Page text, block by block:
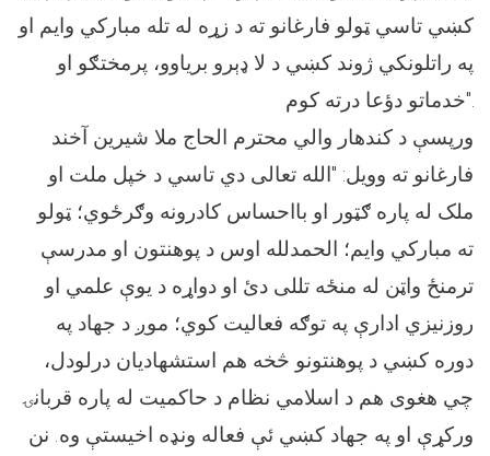
کښي تاسي ټولو فارغانو ته د زړه له تله مبارکي وایم او
په راتلونکي ژوند کښي د لا ډېرو بریاوو، پرمختګو او
خدماتو دؤعا درته کوم".
ورپسې د کندهار والي محترم الحاج ملا شیرین آخند
فارغانو ته وويل: "الله تعالی دي تاسي د خپل ملت او
ملک له پاره ګټور او بااحساس کادرونه وګرځوي؛ ټولو
ته مبارکي وايم؛ الحمدلله اوس د پوهنتون او مدرسې
ترمنځ واټن له منځه تللی دئ او دواړه د یوې علمي او
روزنیزي ادارې په توګه فعالیت کوي؛ موږ د جهاد په
دوره کښي د پوهنتونو څخه هم استشهاديان درلودل،
چي هغوی هم د اسلامي نظام د حاکمیت له پاره قربانۍ
ورکړې او په جهاد کښي ئې فعاله ونډه اخیستې وه. نن